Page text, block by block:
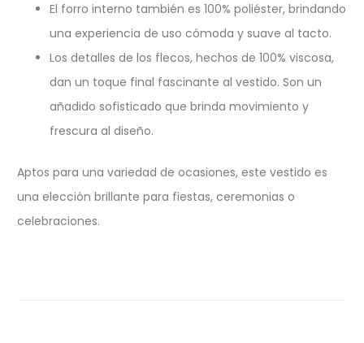
El forro interno también es 100% poliéster, brindando
una experiencia de uso cómoda y suave al tacto.
Los detalles de los flecos, hechos de 100% viscosa,
dan un toque final fascinante al vestido. Son un
añadido sofisticado que brinda movimiento y
frescura al diseño.
Aptos para una variedad de ocasiones, este vestido es
una elección brillante para fiestas, ceremonias o
celebraciones.